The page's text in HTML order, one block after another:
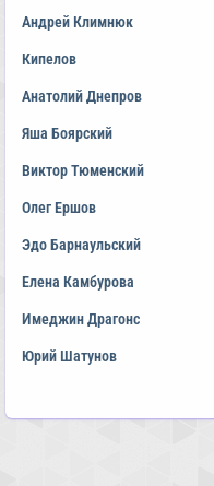
Андрей Климнюк
Кипелов
Анатолий Днепров
Яша Боярский
Виктор Тюменский
Олег Ершов
Эдо Барнаульский
Елена Камбурова
Имеджин Драгонс
Юрий Шатунов